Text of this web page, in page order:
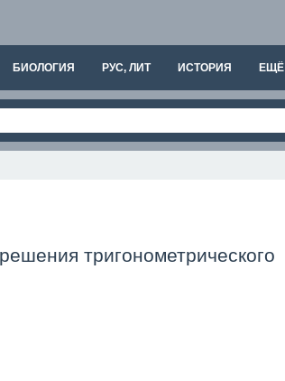
БИОЛОГИЯ РУС, ЛИТ ИСТОРИЯ ЕЩЁ
тригонометрического